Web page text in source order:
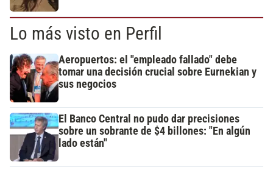
Lo más visto en Perfil
Aeropuertos: el "empleado fallado" debe
tomar una decisión crucial sobre Eurnekian y
sus negocios
El Banco Central no pudo dar precisiones
sobre un sobrante de $4 billones: "En algún
lado están"